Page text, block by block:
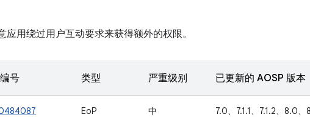
用绕过用户互动要求来获得额外的权限。
号 类型 严重级别 已更新的 AOSP 版本
EoP 中 7.0、7.1.1、7.1.2、8.0、